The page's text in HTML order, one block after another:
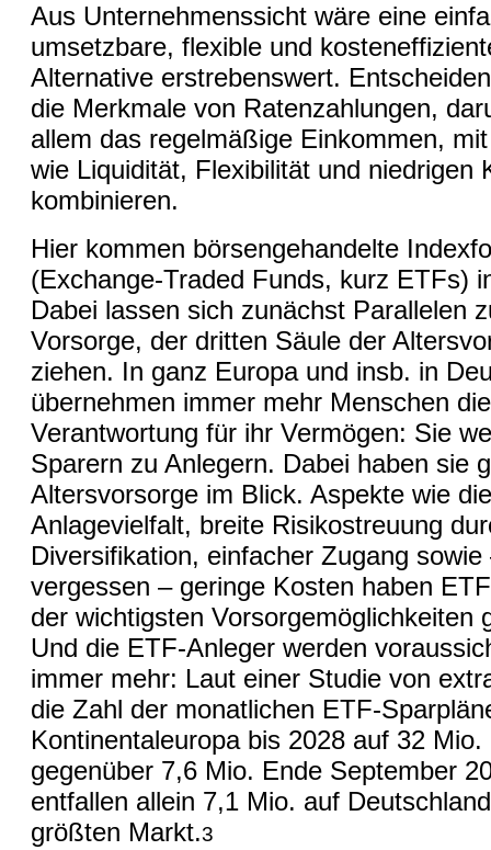
Aus Unternehmenssicht wäre eine
umsetzbare, flexible und
Alternative erstrebenswert.
die Merkmale von Ratenzahlungen,
allem das regelmäßige Einkommen,
wie Liquidität, Flexibilität und niedrigen
kombinieren.
Hier kommen börsengehandelte
(Exchange-Traded Funds, kurz ETFs)
Dabei lassen sich zunächst Parallelen
Vorsorge, der dritten Säule der
ziehen. In ganz Europa und insb. in
übernehmen immer mehr Menschen die
Verantwortung für ihr Vermögen: Sie
Sparern zu Anlegern. Dabei haben sie
Altersvorsorge im Blick. Aspekte wie die
Anlagevielfalt, breite Risikostreuung
Diversifikation, einfacher Zugang
vergessen – geringe Kosten haben
der wichtigsten Vorsorgemöglichkeiten
Und die ETF-Anleger werden
immer mehr: Laut einer Studie von
die Zahl der monatlichen ETF-
Kontinentaleuropa bis 2028 auf 32 Mio.
gegenüber 7,6 Mio. Ende September
entfallen allein 7,1 Mio. auf
größten Markt.3